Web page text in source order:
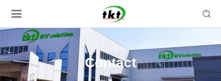

Contact